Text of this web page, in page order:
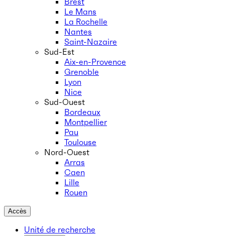
Le Mans
La Rochelle
Nantes
Saint-Nazaire
Sud-Est
Aix-en-Provence
Grenoble
Lyon
Nice
Sud-Ouest
Bordeaux
Montpellier
Pau
Toulouse
Nord-Ouest
Arras
Caen
Lille
Rouen
Accès
Unité de recherche